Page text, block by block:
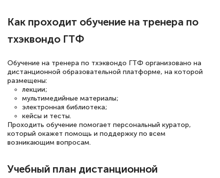
12 марта 2026
Спасибо большое Академии! Грамотное,
понятно! Проходила повышение
квалификации. Ещё раз - СПАСИБО!
Елена Петрикс
Знаток города 5 уровня
Как проходит обучение на тренера по
тхэквондо ГТФ
Обучение на тренера по тхэквондо ГТФ организовано на
дистанционной образовательной платформе, на которой
размещены:
лекции;
мультимедийные материалы;
электронная библиотека;
кейсы и тесты.
Проходить обучение помогает персональный куратор,
который окажет помощь и поддержку по всем
возникающим вопросам.
Учебный план дистанционной